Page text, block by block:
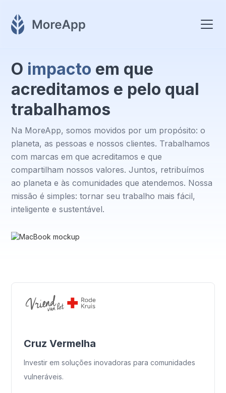
O impacto em que
acreditamos e pelo qual
trabalhamos
Na MoreApp, somos movidos por um propósito: o
planeta, as pessoas e nossos clientes. Trabalhamos
com marcas em que acreditamos e que
compartilham nossos valores. Juntos, retribuímos
ao planeta e às comunidades que atendemos. Nossa
missão é simples: tornar seu trabalho mais fácil,
inteligente e sustentável.
Cruz Vermelha
Investir em soluções inovadoras para comunidades
vulneráveis.